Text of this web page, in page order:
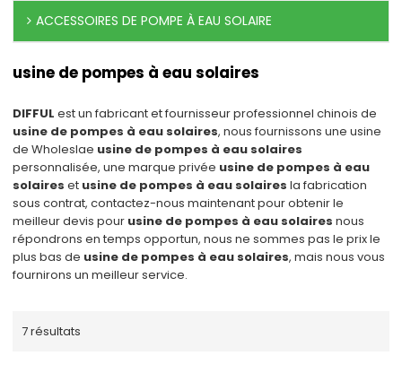
ACCESSOIRES DE POMPE À EAU SOLAIRE
usine de pompes à eau solaires
DIFFUL est un fabricant et fournisseur professionnel chinois de
usine de pompes à eau solaires, nous fournissons une usine
de Wholeslae usine de pompes à eau solaires
personnalisée, une marque privée usine de pompes à eau
solaires et usine de pompes à eau solaires la fabrication
sous contrat, contactez-nous maintenant pour obtenir le
meilleur devis pour usine de pompes à eau solaires nous
répondrons en temps opportun, nous ne sommes pas le prix le
plus bas de usine de pompes à eau solaires, mais nous vous
fournirons un meilleur service.
7 résultats